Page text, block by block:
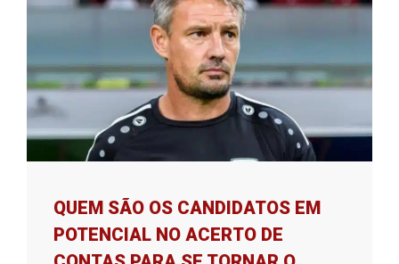
QUEM SÃO OS CANDIDATOS EM
POTENCIAL NO ACERTO DE